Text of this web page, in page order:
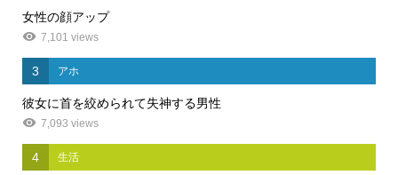
女性の顔アップ
7,101 views
3 アホ
彼女に首を絞められて失神する男性
7,093 views
4 生活